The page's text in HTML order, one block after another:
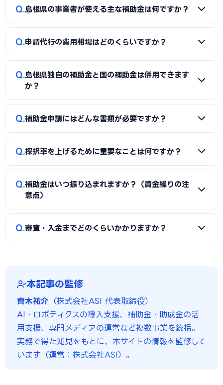
A
補助金は事業計画書の完成度で採択率が大きく変わりま
成、必要書類の整備、申請システム（電子申請）の操作、採
択後の実績報告まで一貫してサポートを受けられます。本業に
Q 島根県の事業者が使える主な補助金は何ですか？
A
国の「ものづくり補助金」「IT導入補助金」「小規模事
投資補助金」に加え、島根県独自の補助金・助成金が活用で
きます。詳しくは本記事の「島根県独自の補助金制度」「国
の主要補助金」の各セクションをご覧ください。
Q 申請代行の費用相場はどのくらいですか？
A
一般的に「着手金（無料〜数万円）＋成功報酬（採択額
の10〜15%程度）」の体系が多く、完全成功報酬型の事務所
約前に見積もりと報酬条件を必ず確認しましょう。当サイト
では島根県に対応した実績豊富な専門家を無料でご紹介して
Q 島根県独自の補助金と国の補助金は併用できます
か？
A
同一経費への重複申請はできませんが、対象経費を「設備
金）」のように分けることで、異なる経費項目について両方
を活用できるケースがあります。経費按分の計画は事前に専門
Q 補助金申請にはどんな書類が必要ですか？
A
一般的に、事業計画書、見積書、決算書（直近2期分）、
類（賃上げ表明・事業継続力強化計画の認定等）も求められ
ます。申請代行ではこれらの書類整備と不備チェックを代行
し、差し戻しによる遅延を防ぎます。
Q 採択率を上げるために重要なことは何ですか？
A
①公募要領の加点項目を漏れなく満たすこと、②課題・解
決策・効果を定量的（数値）で示すこと、③事業の革新性と
県の地域特性や自社の強みを盛り込んだ計画書ほど高く評価
されます。申請代行はこの作り込みを専門的に支援します。
Q 補助金はいつ振り込まれますか？（資金繰りの注
意点）
A
補助金は原則「後払い（精算払い）」です。採択後にいっ
Q 審査・入金までどのくらいかかりますか？
入金まで半年〜1年程度かかるのが一般的です。島根県独自の
の相談・申請が有利です。
本記事の監修
齊木祐介 （株式会社ASI 代表取締役）
AI・ロボティクスの導入支援、補助金・助成金の活
用支援、専門メディアの運営など複数事業を統括。
実務で得た知見をもとに、本サイトの情報を監修して
います（運営： 株式会社ASI）。